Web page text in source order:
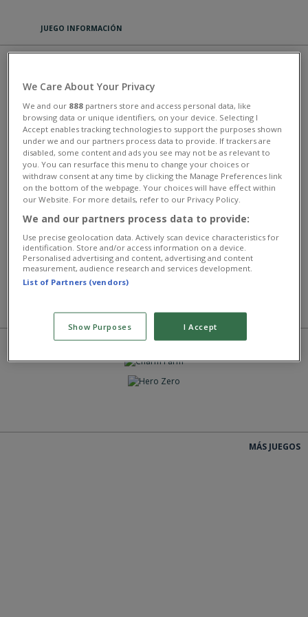
JUEGO INFORMACIÓN
vivían en paz. Pero un día aparece la bruja maligna Altessa, quien
pronuncia una maldición sobre el país, el rey y sus aliados. Los
amigos del rey han escondido al heredero en el bosque, justo a
tiempo. ¡Y ese heredero eres tú! Construye una finca mágica en el
bosque para reconstruir un reino nuevo y deshacer las maldiciones
de Altessa. Siembra semillas, recolecta la cosecha, dales de comer a
los animales, y extiende tu castillo para que pueda relucir tu reino.
Libera nuevos campos y bosques y encuentra amigos nuevos. Juega
miles de misiones para ayudar a tus aliados y expulsar a Altessa y sus
ayudantes del bosque.
This game has an average rating of 87% based on 7264 votes.
Juegos Aventura
MÁS JUEGOS
JUEGAS
MÁS JUEGOS
We Care About Your Privacy
We and our 888 partners store and access personal data, like
browsing data or unique identifiers, on your device. Selecting I
Accept enables tracking technologies to support the purposes shown
under we and our partners process data to provide. If trackers are
disabled, some content and ads you see may not be as relevant to
you. You can resurface this menu to change your choices or
withdraw consent at any time by clicking the Manage Preferences link
on the bottom of the webpage. Your choices will have effect within
our Website. For more details, refer to our Privacy Policy.
We and our partners process data to provide:
Use precise geolocation data. Actively scan device characteristics for
identification. Store and/or access information on a device.
Personalised advertising and content, advertising and content
measurement, audience research and services development.
List of Partners (vendors)
Show Purposes I Accept